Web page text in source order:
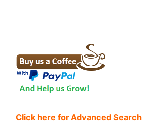
Click here for Advanced Search